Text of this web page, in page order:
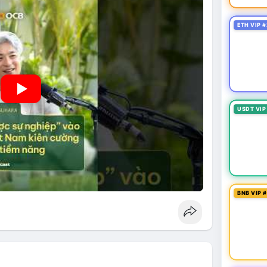
ETH VIP
USDT
BNB VIP